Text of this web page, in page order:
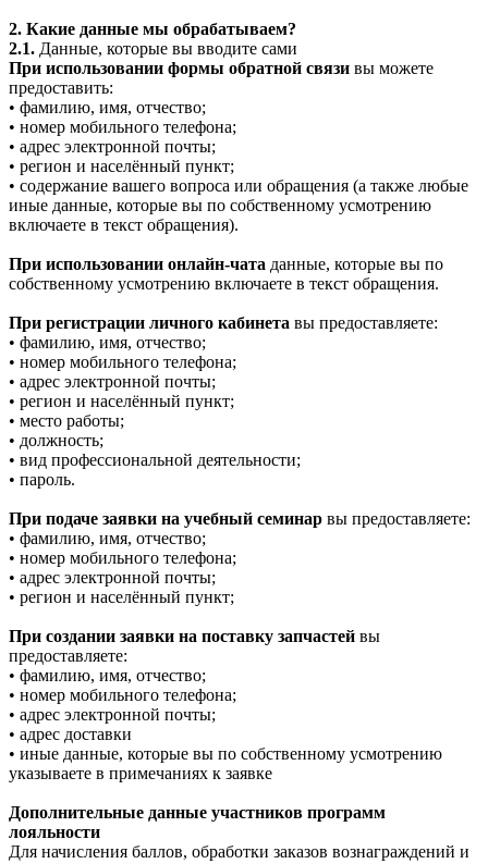
2. Какие данные мы обрабатываем?
2.1. Данные, которые вы вводите сами
При использовании формы обратной связи вы можете
предоставить:
• фамилию, имя, отчество;
• номер мобильного телефона;
• адрес электронной почты;
• регион и населённый пункт;
• содержание вашего вопроса или обращения (а также любые
иные данные, которые вы по собственному усмотрению
включаете в текст обращения).
При использовании онлайн-чата данные, которые вы по
собственному усмотрению включаете в текст обращения.
При регистрации личного кабинета вы предоставляете:
• фамилию, имя, отчество;
• номер мобильного телефона;
• адрес электронной почты;
• регион и населённый пункт;
• место работы;
• должность;
• вид профессиональной деятельности;
• пароль.
При подаче заявки на учебный семинар вы предоставляете:
• фамилию, имя, отчество;
• номер мобильного телефона;
• адрес электронной почты;
• регион и населённый пункт;
При создании заявки на поставку запчастей вы
предоставляете:
• фамилию, имя, отчество;
• номер мобильного телефона;
• адрес электронной почты;
• адрес доставки
• иные данные, которые вы по собственному усмотрению
указываете в примечаниях к заявке
Дополнительные данные участников программ
лояльности
Для начисления баллов, обработки заказов вознаграждений и